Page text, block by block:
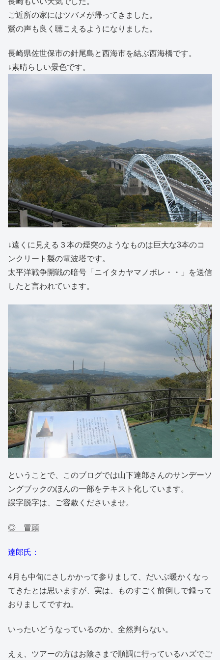
ご近所の家にはツバメが帰ってきました。
鶯の声も良く聴こえるようになりました。
長崎県佐世保市の針尾島と西海市を結ぶ西海橋です。
↓素晴らしい景色です。
↓遠くに見える３本の煙突のようなものは巨大な3本のコ
ンクリート製の電波塔です。
太平洋戦争開戦の暗号「ニイタカヤマノボレ・・」を送信
したと言われています。
ということで、このブログでは山下達郎さんのサンデーソ
ングブックのほんの一部をテキスト化しています。
誤字脱字は、ご容赦くださいませ。
◎ 冒頭
達郎氏：
4月も中旬にさしかかって参りまして、だいぶ暖かくなっ
てきたとは思いますが、実は、ものすごく前倒しで録って
おりましてですね。
いったいどうなっているのか、全然判らない。
えぇ、ツアーの方はお陰さまで順調に行っているハズでご